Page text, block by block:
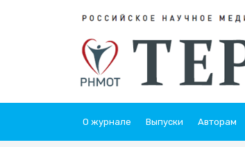
О журнале Выпуски Авторам